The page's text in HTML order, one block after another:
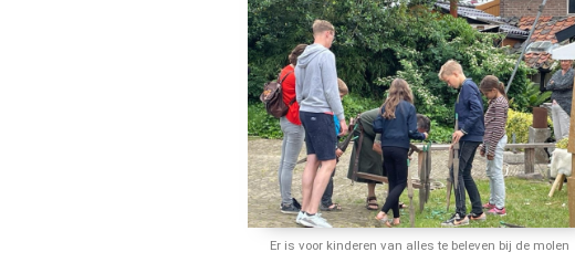
Er is voor kinderen van alles te beleven bij de molen